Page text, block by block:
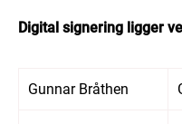
Digital signering ligger
Gunnar Bråthen